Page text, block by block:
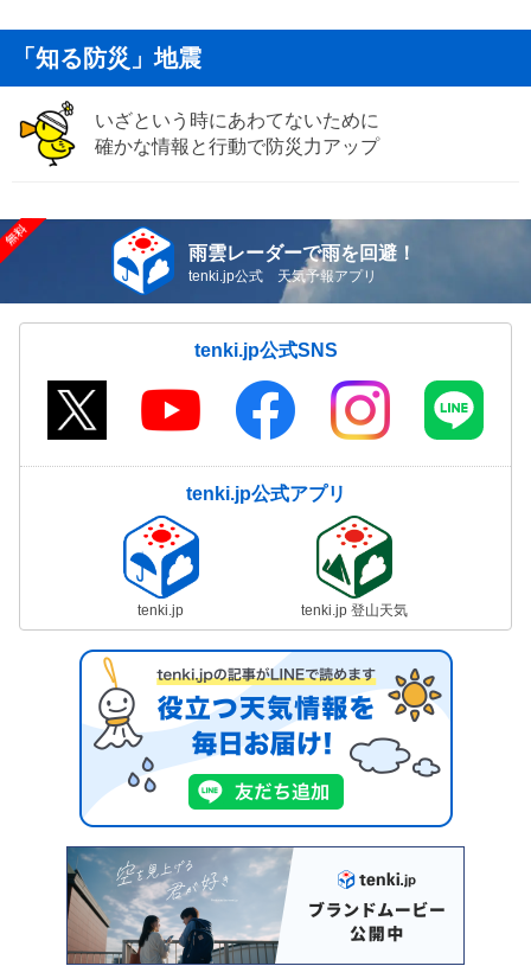
「知る防災」地震
いざという時にあわてないために
確かな情報と行動で防災力アップ
雨雲レーダーで雨を回避！
tenki.jp公式 天気予報アプリ
tenki.jp公式SNS
tenki.jp公式アプリ
tenki.jp tenki.jp 登山天気